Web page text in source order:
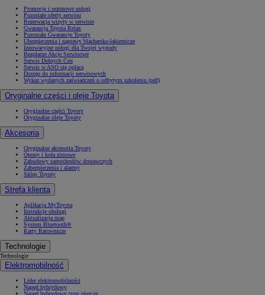
Promocje i sezonowe usługi
Pozostałe oferty serwisu
Rezerwacja wizyty w serwisie
Gwarancja Toyota Relax
Pozostałe Gwarancje Toyoty
Ubezpieczenia i naprawy blacharsko-lakiernicze
Innowacyjne usługi dla Twojej wygody
Bezpłatne Akcje Serwisowe
Serwis Dobrych Cen
Serwis w ASO się opłaca
Dostęp do informacji serwisowych
Wykaz wydanych zaświadczeń o odbytym szkoleniu (pdf)
Oryginalne części i oleje Toyota
Oryginalne części Toyoty
Oryginalne oleje Toyoty
Akcesoria
Oryginalne akcesoria Toyoty
Opony i koła zimowe
Zabudowy samochodów dostawczych
Zabezpieczenia i alarmy
Sklep Toyoty
Strefa klienta
Aplikacja MyToyota
Instrukcje obsługi
Aktualizacja map
System Bluetooth®
Karty Ratownicze
Technologie
Technologie
Elektromobilność
Lider elektromobilności
Napęd hybrydowy
Napęd hybrydowy typu plug-in